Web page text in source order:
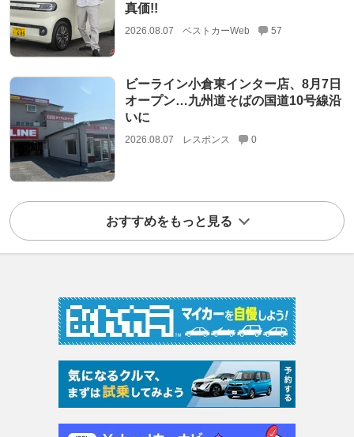
真価!!
2026.08.07 ベストカーWeb 57
ビーライン小倉東インター店、8月7日
オープン…九州道そばの国道10号線沿
いに
2026.08.07 レスポンス 0
おすすめをもっと見る